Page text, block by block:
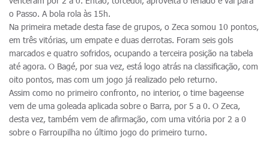
o Passo. A bola rola às 15h.
Na primeira metade desta fase de grupos, o Zeca somou 10 pontos,
em três vitórias, um empate e duas derrotas. Foram seis gols
marcados e quatro sofridos, ocupando a terceira posição na tabela
até agora. O Bagé, por sua vez, está logo atrás na classificação, com
oito pontos, mas com um jogo já realizado pelo returno.
Assim como no primeiro confronto, no interior, o time bageense
vem de uma goleada aplicada sobre o Barra, por 5 a 0. O Zeca,
desta vez, também vem de afirmação, com uma vitória por 2 a 0
sobre o Farroupilha no último jogo do primeiro turno.